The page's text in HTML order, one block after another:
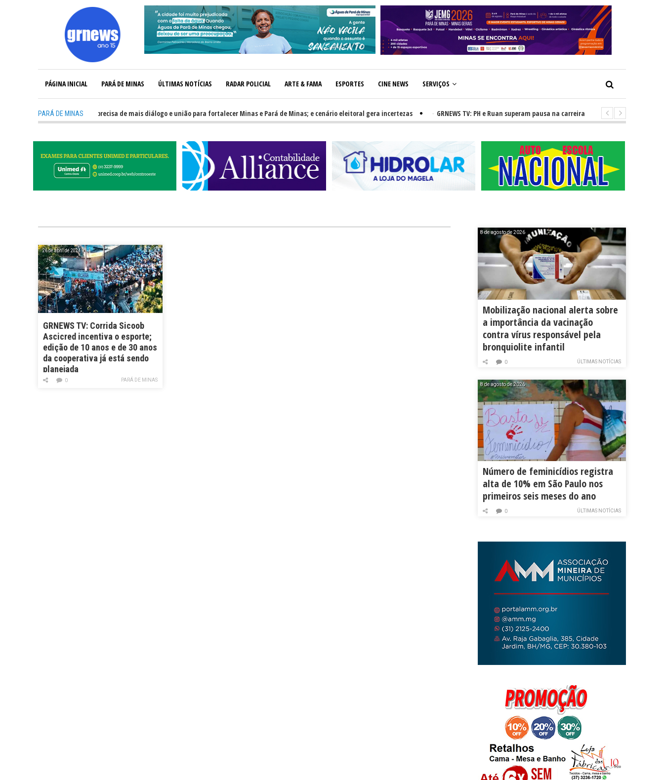
PÁGINA INICIAL PARÁ DE MINAS ÚLTIMAS NOTÍCIAS RADAR POLICIAL ARTE & FAMA ESPORTES CINE NEWS SERVIÇOS
PARÁ DE MINAS
GRNEWS TV: Política precisa de mais diálogo e união para fortalecer Minas e Pará de Minas; e cenário eleitoral gera incertezas GRNEWS TV: PH e Ruan superam pausa na carreira e vivem ascensão no cenário
26 de abril de 2024
GRNEWS TV: Corrida Sicoob
Ascicred incentiva o esporte;
edição de 10 anos e de 30 anos
da cooperativa já está sendo
planejada
PARÁ DE MINAS
0
8 de agosto de 2026
Mobilização nacional alerta sobre
a importância da vacinação
contra vírus responsável pela
bronquiolite infantil
ÚLTIMAS NOTÍCIAS
0
8 de agosto de 2026
Número de feminicídios registra
alta de 10% em São Paulo nos
primeiros seis meses do ano
ÚLTIMAS NOTÍCIAS
0